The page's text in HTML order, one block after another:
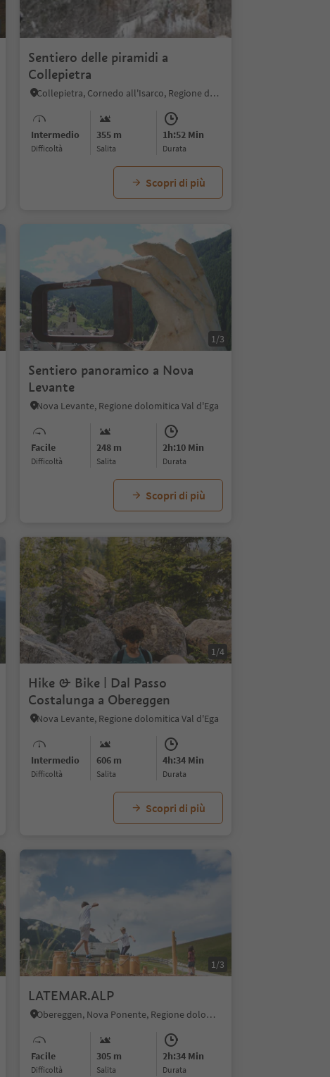
Sentiero delle piramidi a
Collepietra
Collepietra, Cornedo all'Isarco, Regione dolomitica Val d'Ega
Intermedio
Difficoltà
355 m
Salita
1h:52 Min
durata
Scopri di più
1/3
Sentiero panoramico a Nova
Levante
Nova Levante, Regione dolomitica Val d'Ega
Facile
Difficoltà
248 m
Salita
2h:10 Min
durata
Scopri di più
1/4
Hike & Bike | Dal Passo
Costalunga a Obereggen
Nova Levante, Regione dolomitica Val d'Ega
Intermedio
Difficoltà
606 m
Salita
4h:34 Min
durata
Scopri di più
1/3
LATEMAR.ALP
Obereggen, Nova Ponente, Regione dolomitica Val d'Ega
Facile
Difficoltà
305 m
Salita
2h:34 Min
durata